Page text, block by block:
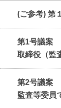
(ご参考) 第
第1号議案
取締役（監
第2号議案
監査等委員